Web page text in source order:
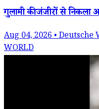
गुलामी की जंजीरों से निकला
Aug 04, 2026 • Deutsche
WORLD